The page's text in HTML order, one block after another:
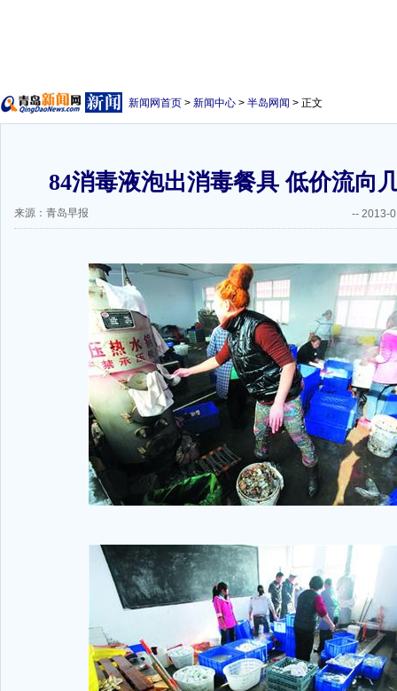
新闻网首页 > 新闻中心 > 半岛网闻 > 正文
84消毒液泡出消毒餐具 低价流向
来源：青岛早报 -- 2013-